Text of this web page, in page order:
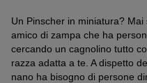
Un Pinscher in miniatura?
amico di zampa che ha
cercando un cagnolino tutto
razza adatta a te. A dispetto
nano ha bisogno di persone